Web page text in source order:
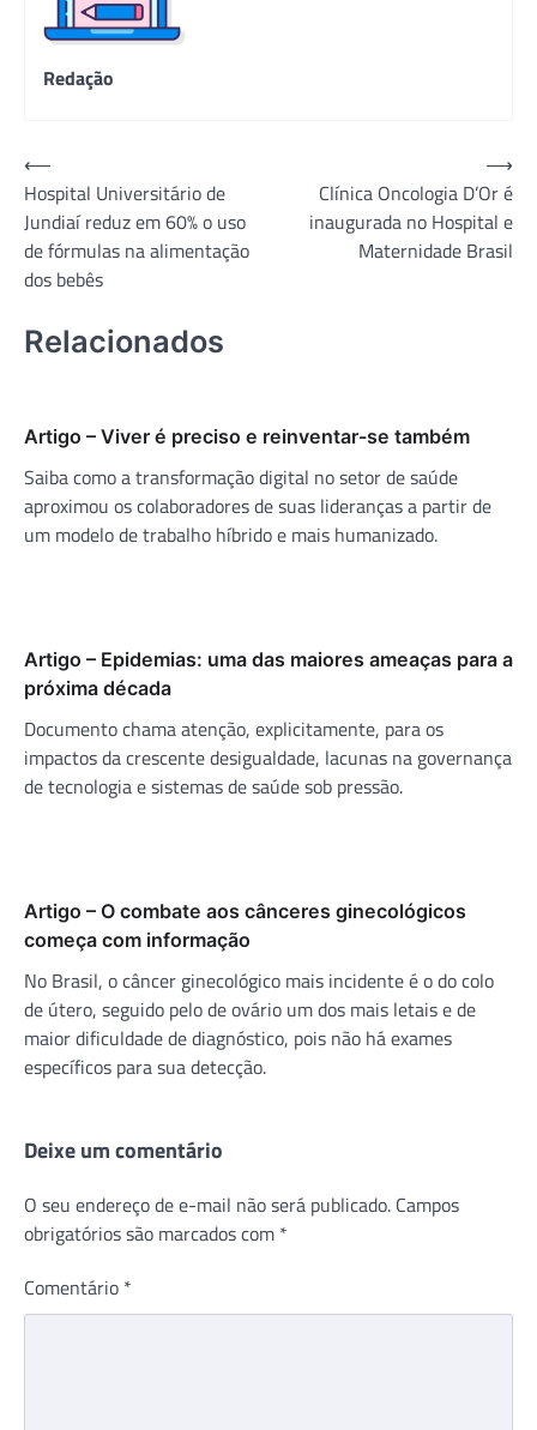
Redação
Navegação
de
Post
⟵
Hospital Universitário de
Jundiaí reduz em 60% o uso
de fórmulas na alimentação
dos bebês
Clínica Oncologia D’Or é
inaugurada no Hospital e
Maternidade Brasil
⟶
Relacionados
Artigo – Viver é preciso e reinventar-se também
Saiba como a transformação digital no setor de saúde
aproximou os colaboradores de suas lideranças a partir de
um modelo de trabalho híbrido e mais humanizado.
Artigo – Epidemias: uma das maiores ameaças para a
próxima década
Documento chama atenção, explicitamente, para os
impactos da crescente desigualdade, lacunas na governança
de tecnologia e sistemas de saúde sob pressão.
Artigo – O combate aos cânceres ginecológicos
começa com informação
No Brasil, o câncer ginecológico mais incidente é o do colo
de útero, seguido pelo de ovário um dos mais letais e de
maior dificuldade de diagnóstico, pois não há exames
específicos para sua detecção.
Deixe um comentário
O seu endereço de e-mail não será publicado. Campos
obrigatórios são marcados com *
Comentário *